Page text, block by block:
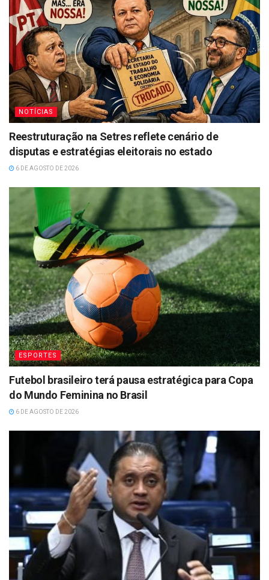
NOTÍCIAS
Reestruturação na Setres reflete cenário de
disputas e estratégias eleitorais no estado
6 DE AGOSTO DE 2026
ESPORTES
Futebol brasileiro terá pausa estratégica para Copa
do Mundo Feminina no Brasil
6 DE AGOSTO DE 2026